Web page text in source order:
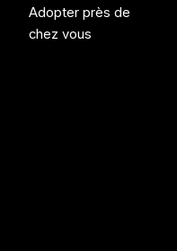
Adopter près de
chez vous